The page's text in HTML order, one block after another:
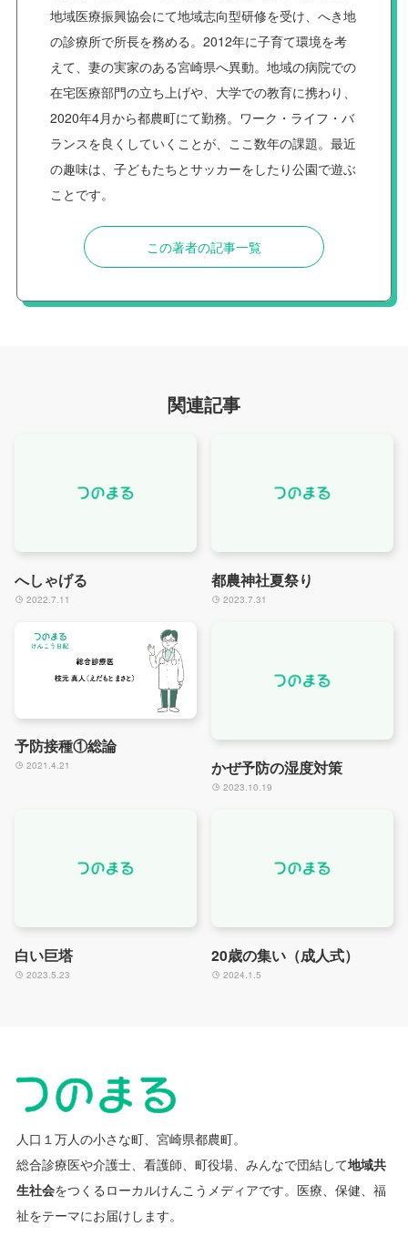
地域医療振興協会にて地域志向型研修を受け、へき地
の診療所で所長を務める。2012年に子育て環境を考
えて、妻の実家のある宮崎県へ異動。地域の病院での
在宅医療部門の立ち上げや、大学での教育に携わり、
2020年4月から都農町にて勤務。ワーク・ライフ・バ
ランスを良くしていくことが、ここ数年の課題。最近
の趣味は、子どもたちとサッカーをしたり公園で遊ぶ
ことです。
この著者の記事一覧
関連記事
へしゃげる
2022.7.11
都農神社夏祭り
2023.7.31
予防接種①総論
2021.4.21 かぜ予防の湿度対策
2023.10.19
白い巨塔
2023.5.23
20歳の集い（成人式）
2024.1.5
人口１万人の小さな町、宮崎県都農町。
総合診療医や介護士、看護師、町役場、みんなで団結して地域共
生社会をつくるローカルけんこうメディアです。 医療、保健、福
祉をテーマにお届けします。